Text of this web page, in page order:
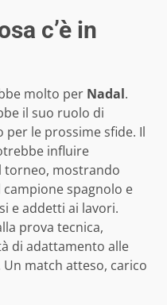
c’è in
molto per Nadal.
il suo ruolo di
le prossime sfide. Il
influire
torneo, mostrando
spagnolo e
e addetti ai lavori.
prova tecnica,
di adattamento alle
Un match atteso, carico